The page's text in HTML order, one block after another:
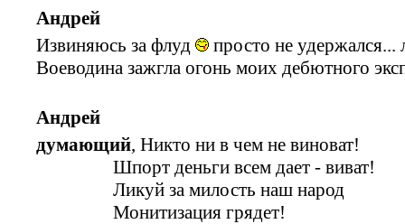
Андрей
Извиняюсь за флуд
просто не удержался...
Воеводина зажгла огонь моих дебютного
Андрей
думающий, Никто ни в чем не виноват!
Шпорт деньги всем дает - виват!
Ликуй за милость наш народ
Монитизация грядет!